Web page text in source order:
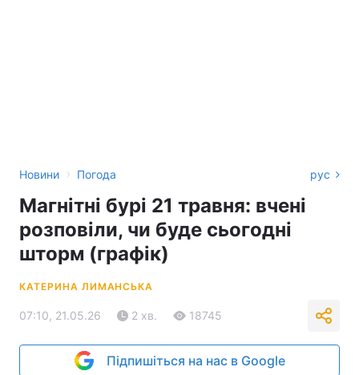
Новини › Погода рус
Магнітні бурі 21 травня: вчені
розповіли, чи буде сьогодні
шторм (графік)
КАТЕРИНА ЛИМАНСЬКА
07:10, 21.05.26 2 хв. 18745
Підпишіться на нас в Google